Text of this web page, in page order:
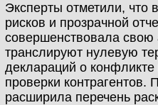
Эксперты отметили, что
рисков и прозрачной
совершенствовала свою
транслируют нулевую
деклараций о
проверки контрагентов.
расширила перечень